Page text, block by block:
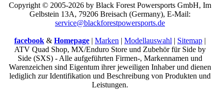
Copyright © 2005-2026 by Black Forest Powersports GmbH, Im
Gelbstein 13A, 79206 Breisach (Germany), E-Mail:
service@blackforestpowersports.de
facebook & Homepage | Marken | Modellauswahl | Sitemap |
ATV Quad Shop, MX/Enduro Store und Zubehör für Side by
Side (SXS) - Alle aufgeführten Firmen-, Markennamen und
Warenzeichen sind Eigentum ihrer jeweiligen Inhaber und dienen
lediglich zur Identifikation und Beschreibung von Produkten und
Leistungen.